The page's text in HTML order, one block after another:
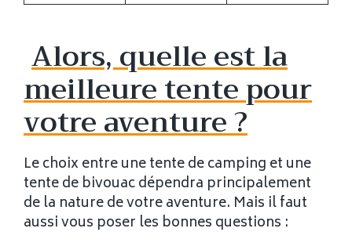
Alors, quelle est la
meilleure tente pour
votre aventure ?
Le choix entre une tente de camping et une
tente de bivouac dépendra principalement
de la nature de votre aventure. Mais il faut
aussi vous poser les bonnes questions :